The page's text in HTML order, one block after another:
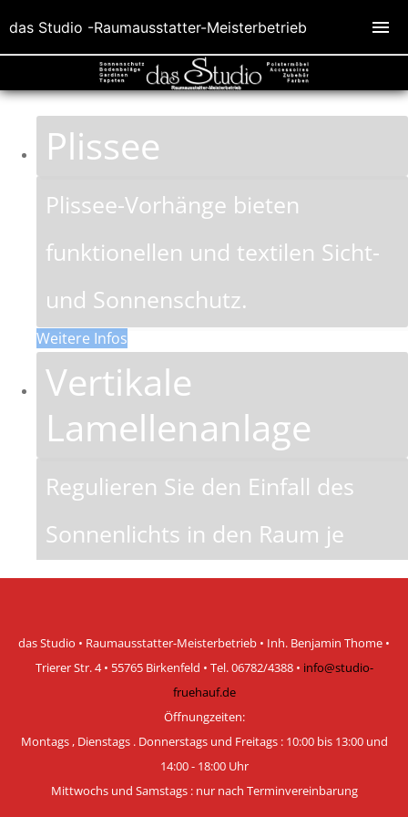
Plissee
Plissee-Vorhänge bieten
funktionellen und textilen Sicht-
und Sonnenschutz.
Weitere Infos
Vertikale
Lamellenanlage
Regulieren Sie den Einfall des
Sonnenlichts in den Raum je
nach Sonnenstand in feinsten
weiter Infos
Jalousie
sorgen dafür, den Blick ins Freie
das Studio • Raumausstatter-Meisterbetrieb • Inh. Benjamin Thome •
Trierer Str. 4 • 55765 Birkenfeld • Tel. 06782/4388 • info@studio-
fruehauf.de
Öffnungzeiten:
Montags , Dienstags . Donnerstags und Freitags : 10:00 bis 13:00 und
14:00 - 18:00 Uhr
Mittwochs und Samstags : nur nach Terminvereinbarung
das Studio -Raumausstatter-Meisterbetrieb